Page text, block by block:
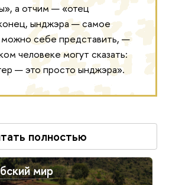
а отчим — «отец
ынджэра — самое
можно себе представить, —
человеке могут сказать:
— это просто ынджэра».
полностью
мир